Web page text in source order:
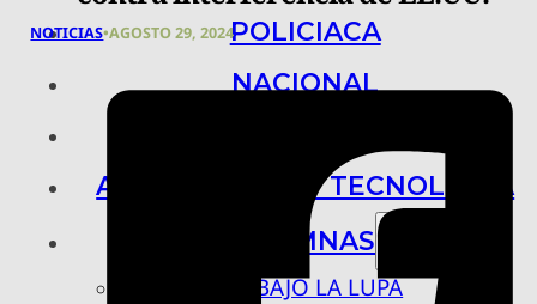
POLICIACA
NACIONAL
ARTE, CIENCIA Y TECNOLOGÍA
COLUMNAS
BAJO LA LUPA
NOTICIAS•AGOSTO 29, 2024